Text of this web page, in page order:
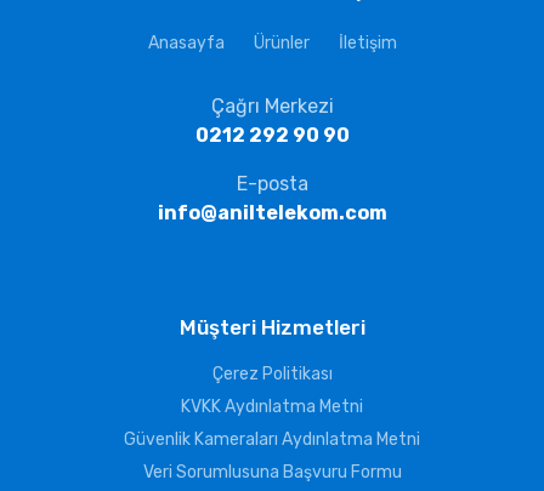
Anasayfa Ürünler İletişim
Çağrı Merkezi
0212 292 90 90
E-posta
info@aniltelekom.com
Müşteri Hizmetleri
Çerez Politikası
KVKK Aydınlatma Metni
Güvenlik Kameraları Aydınlatma Metni
Veri Sorumlusuna Başvuru Formu